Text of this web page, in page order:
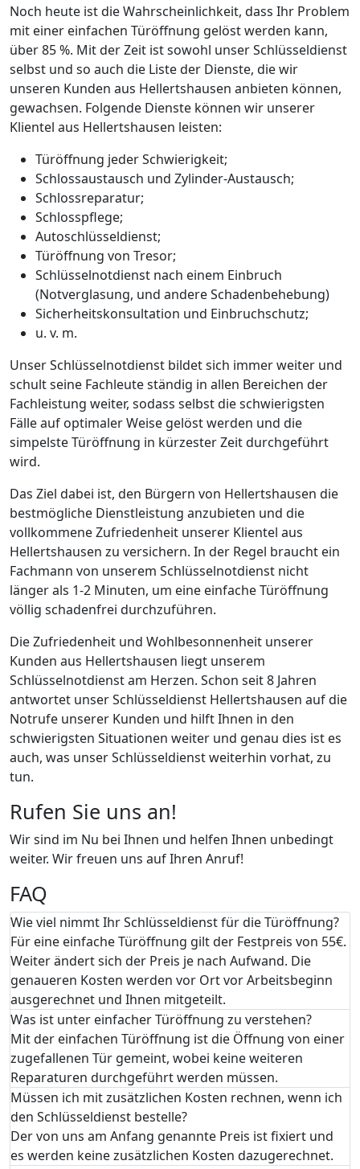
Noch heute ist die Wahrscheinlichkeit, dass Ihr Problem
mit einer einfachen Türöffnung gelöst werden kann,
über 85 %. Mit der Zeit ist sowohl unser Schlüsseldienst
selbst und so auch die Liste der Dienste, die wir
unseren Kunden aus Hellertshausen anbieten können,
gewachsen. Folgende Dienste können wir unserer
Klientel aus Hellertshausen leisten:
Türöffnung jeder Schwierigkeit;
Schlossaustausch und Zylinder-Austausch;
Schlossreparatur;
Schlosspflege;
Autoschlüsseldienst;
Türöffnung von Tresor;
Schlüsselnotdienst nach einem Einbruch
(Notverglasung, und andere Schadenbehebung)
Sicherheitskonsultation und Einbruchschutz;
u. v. m.
Unser Schlüsselnotdienst bildet sich immer weiter und
schult seine Fachleute ständig in allen Bereichen der
Fachleistung weiter, sodass selbst die schwierigsten
Fälle auf optimaler Weise gelöst werden und die
simpelste Türöffnung in kürzester Zeit durchgeführt
wird.
Das Ziel dabei ist, den Bürgern von Hellertshausen die
bestmögliche Dienstleistung anzubieten und die
vollkommene Zufriedenheit unserer Klientel aus
Hellertshausen zu versichern. In der Regel braucht ein
Fachmann von unserem Schlüsselnotdienst nicht
länger als 1-2 Minuten, um eine einfache Türöffnung
völlig schadenfrei durchzuführen.
Die Zufriedenheit und Wohlbesonnenheit unserer
Kunden aus Hellertshausen liegt unserem
Schlüsselnotdienst am Herzen. Schon seit 8 Jahren
antwortet unser Schlüsseldienst Hellertshausen auf die
Notrufe unserer Kunden und hilft Ihnen in den
schwierigsten Situationen weiter und genau dies ist es
auch, was unser Schlüsseldienst weiterhin vorhat, zu
tun.
Rufen Sie uns an!
Wir sind im Nu bei Ihnen und helfen Ihnen unbedingt
weiter. Wir freuen uns auf Ihren Anruf!
FAQ
Wie viel nimmt Ihr Schlüsseldienst für die Türöffnung?
Für eine einfache Türöffnung gilt der Festpreis von 55€.
Weiter ändert sich der Preis je nach Aufwand. Die
genaueren Kosten werden vor Ort vor Arbeitsbeginn
ausgerechnet und Ihnen mitgeteilt.
Was ist unter einfacher Türöffnung zu verstehen?
Mit der einfachen Türöffnung ist die Öffnung von einer
zugefallenen Tür gemeint, wobei keine weiteren
Reparaturen durchgeführt werden müssen.
Müssen ich mit zusätzlichen Kosten rechnen, wenn ich
den Schlüsseldienst bestelle?
Der von uns am Anfang genannte Preis ist fixiert und
es werden keine zusätzlichen Kosten dazugerechnet.